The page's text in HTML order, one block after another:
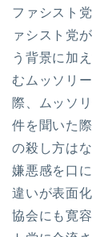
ファシスト
ァシスト党
う背景に加
むムッソリ
際、ムッソ
件を聞いた
の殺し方は
嫌悪感を口
違いが表面
協会にも寛